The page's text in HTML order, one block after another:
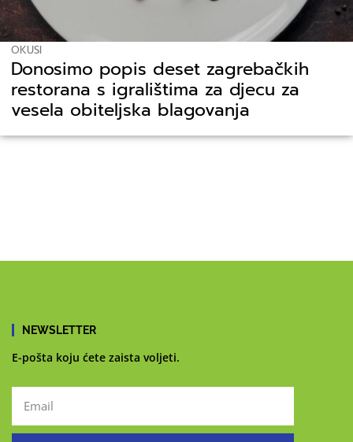
OKUSI
Donosimo popis deset zagrebačkih
restorana s igralištima za djecu za
vesela obiteljska blagovanja
NEWSLETTER
E-pošta koju ćete zaista voljeti.